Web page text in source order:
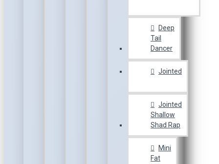
Deep
Tail
Dancer
Jointed
Jointed
Shallow
Shad Rap
Mini
Fat